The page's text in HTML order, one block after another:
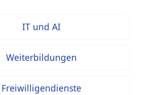
IT und AI
Weiterbildungen
Freiwilligendienste